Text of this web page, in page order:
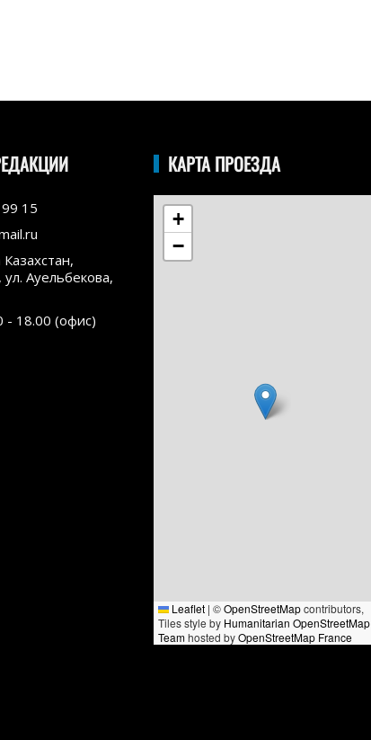
15
Ауельбекова,
- 18.00 (офис)
КАРТА ПРОЕЗДА
+
−
Leaflet | ©OpenStreetMapcontributors,
Tiles style by Humanitarian OpenStreetMap
Teamhosted byOpenStreetMap France